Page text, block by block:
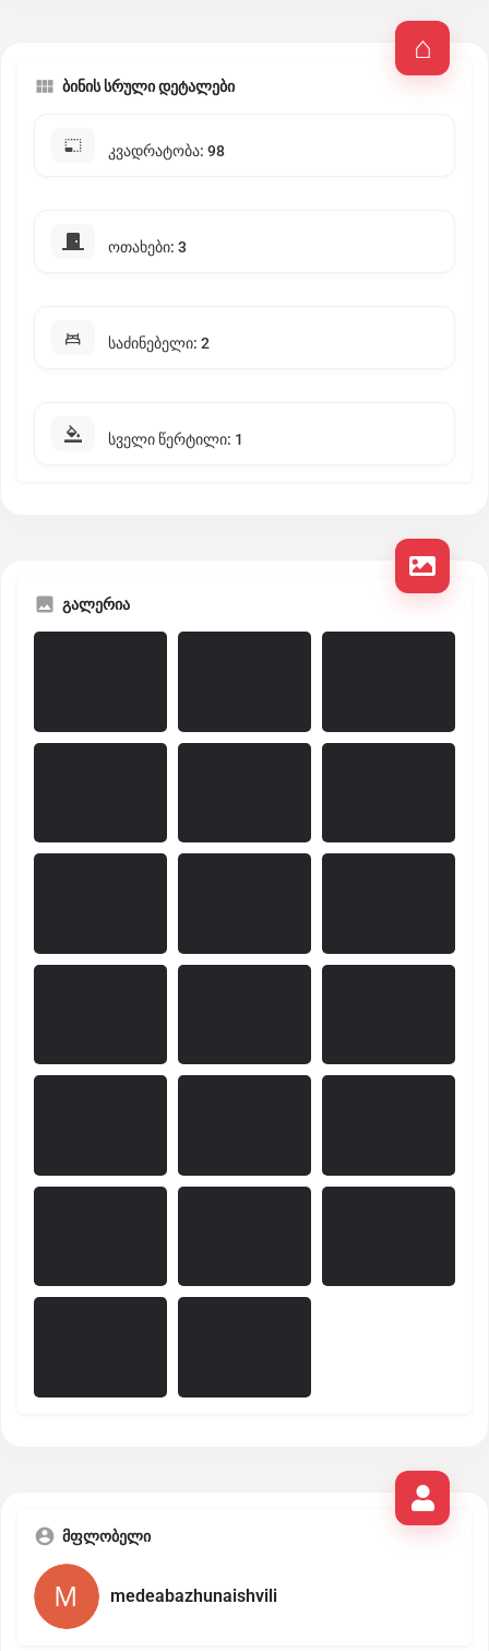
ბინის სრული დეტალები
კვადრატობა: 98
ოთახები: 3
საძინებელი: 2
სველი წერტილი: 1
გალერია
მფლობელი
medeabazhunaishvili